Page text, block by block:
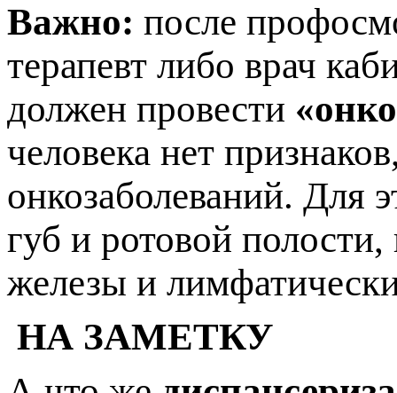
Важно: после
терапевт либо врач
должен провести
человека нет
онкозаболеваний. Для
губ и ротовой
железы и
НА ЗАМЕТКУ